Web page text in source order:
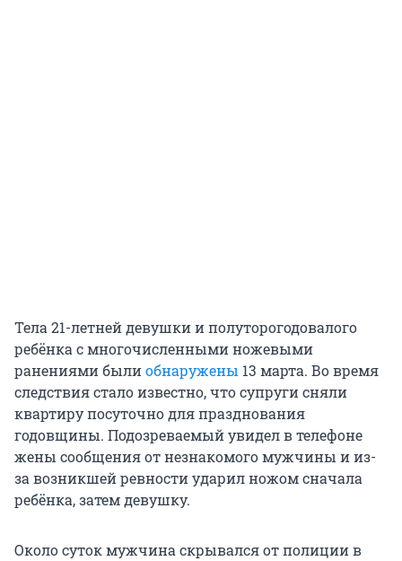
Тела 21-летней девушки и полуторогодовалого
ребёнка с многочисленными ножевыми
ранениями былиобнаружены 13 марта. Во время
следствия стало известно, что супруги сняли
квартиру посуточно для празднования
годовщины. Подозреваемый увидел в телефоне
жены сообщения от незнакомого мужчины и из-
за возникшей ревности ударил ножом сначала
ребёнка, затем девушку.
Около суток мужчина скрывался от полиции в